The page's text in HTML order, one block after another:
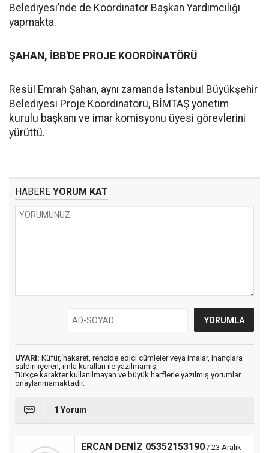
Belediyesi’nde de Koordinatör Başkan Yardımcılığı
yapmakta.
ŞAHAN, İBB'DE PROJE KOORDİNATÖRÜ
Resül Emrah Şahan, aynı zamanda İstanbul Büyükşehir
Belediyesi Proje Koordinatörü, BİMTAŞ yönetim
kurulu başkanı ve imar komisyonu üyesi görevlerini
yürüttü.
HABERE YORUM KAT
UYARI: Küfür, hakaret, rencide edici cümleler veya imalar, inançlara
saldırı içeren, imla kuralları ile yazılmamış,
Türkçe karakter kullanılmayan ve büyük harflerle yazılmış yorumlar
onaylanmamaktadır.
1 Yorum
ERCAN DENİZ 05352153190 / 23 Aralık